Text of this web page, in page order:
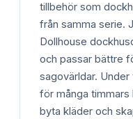
tillbehör som
från samma serie.
Dollhouse
och passar bättre
sagovärldar.
för många
byta kläder och